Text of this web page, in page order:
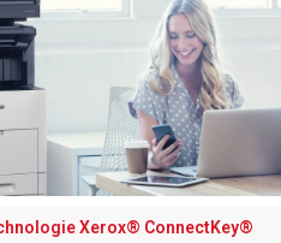
Xerox® ConnectKey®